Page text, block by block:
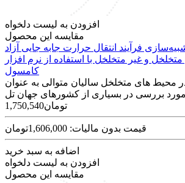
افزودن به لیست دلخواه
مقایسه این محصول
فرآیند انتقال حرارت جابه جایی آزاد
و غیر متخلخل با استفاده از نرم افزار
کامسول
محیط های متخلخل سالیان متوالی به عنوان
1,750,540تومان
قیمت بدون مالیات: 1,606,000تومان
اضافه به سبد خرید
افزودن به لیست دلخواه
مقایسه این محصول